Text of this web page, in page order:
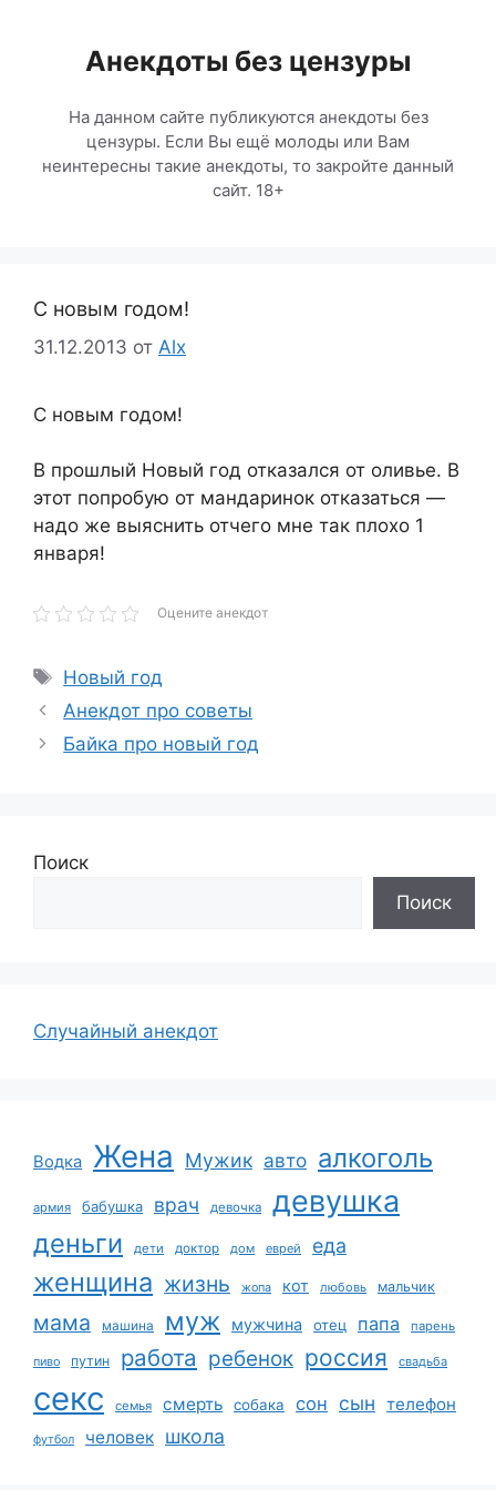
содержимомуАнекдоты без цензуры
На данном сайте публикуются анекдоты без
цензуры. Если Вы ещё молоды или Вам
неинтересны такие анекдоты, то закройте данный
сайт. 18+
C новым годом!
31.12.2013 от Alx
C новым годом!
В прошлый Новый год отказался от оливье. В
этот попробую от мандаринок отказаться —
надо же выяснить отчего мне так плохо 1
января!
Оцените анекдот
Метки
Новый год
Анекдот про советы
Байка про новый год
Поиск
Поиск
Случайный анекдот
Водка Жена Мужик авто алкоголь
армия бабушка врач девочка девушка
деньги дети доктор дом еврей еда
женщина жизнь жопа кот любовь мальчик
мама машина муж мужчина отец папа парень
пиво путин работа ребенок россия свадьба
секс семья смерть собака сон сын телефон
футбол человек школа